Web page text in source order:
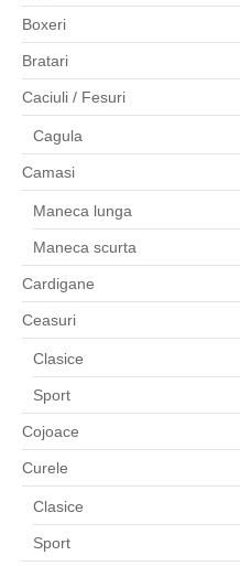
Boxeri
Bratari
Caciuli / Fesuri
Cagula
Camasi
Maneca lunga
Maneca scurta
Cardigane
Ceasuri
Clasice
Sport
Cojoace
Curele
Clasice
Sport